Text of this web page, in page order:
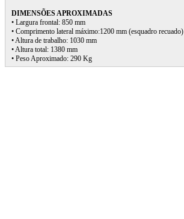
DIMENSÕES APROXIMADAS
• Largura frontal: 850 mm
• Comprimento lateral máximo:1200 mm (esquadro recuado)
• Altura de trabalho: 1030 mm
• Altura total: 1380 mm
• Peso Aproximado: 290 Kg